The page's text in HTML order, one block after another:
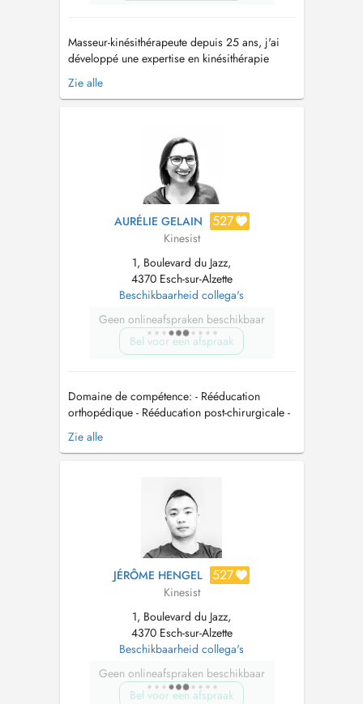
Masseur-kinésithérapeute depuis 25 ans, j'ai
développé une expertise en kinésithérapie
générale, tout en me spécialisant dans le
domaine du sport. J'accompagne les sportifs à
favoriser une guérison optimale ...
Zie alle
AURÉLIE GELAIN 527
Kinesist
1, Boulevard du Jazz,
4370 Esch-sur-Alzette
Beschikbaarheid collega's
Geen onlineafspraken beschikbaar
Bel voor een afspraak
Domaine de compétence: - Rééducation
orthopédique - Rééducation post-chirurgicale -
Rééducation oncologique - Rééducation du
périnée - Rééducation maxillo-faciale -
(rééducation périnatale, cancer du sein, li...
Zie alle
JÉRÔME HENGEL 527
Kinesist
1, Boulevard du Jazz,
4370 Esch-sur-Alzette
Beschikbaarheid collega's
Geen onlineafspraken beschikbaar
Bel voor een afspraak